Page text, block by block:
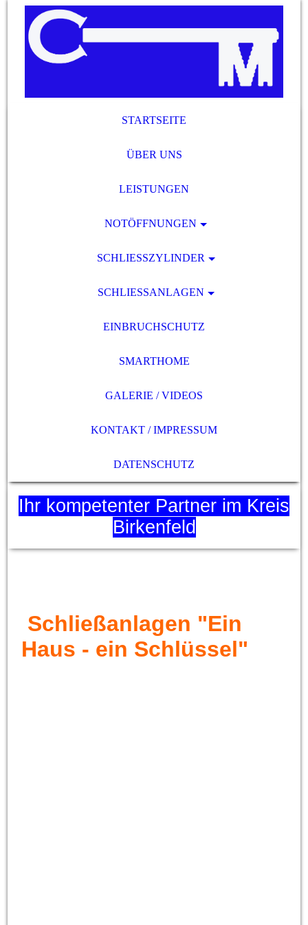
STARTSEITE
ÜBER UNS
LEISTUNGEN
NOTÖFFNUNGEN
SCHLIESSZYLINDER
SCHLIESSANLAGEN
EINBRUCHSCHUTZ
SMARTHOME
GALERIE / VIDEOS
KONTAKT / IMPRESSUM
DATENSCHUTZ
Ihr kompetenter Partner im Kreis
Birkenfeld
Schließanlagen "Ein
Haus - ein Schlüssel"